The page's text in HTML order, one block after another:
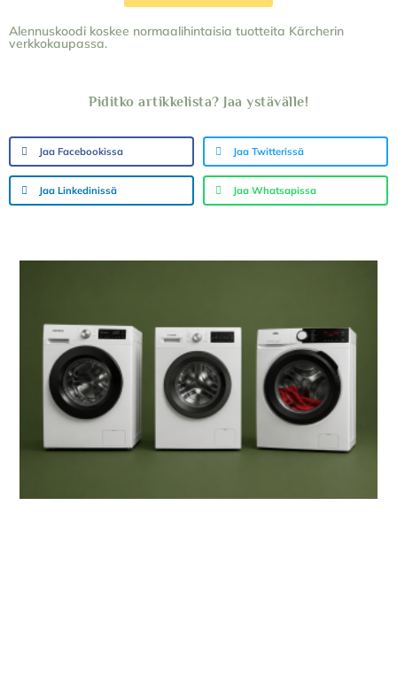
Alennuskoodi koskee normaalihintaisia tuotteita Kärcherin
verkkokaupassa.
Piditko artikkelista? Jaa ystävälle!
Jaa Facebookissa Jaa Twitterissä
Jaa Linkedinissä Jaa Whatsapissa